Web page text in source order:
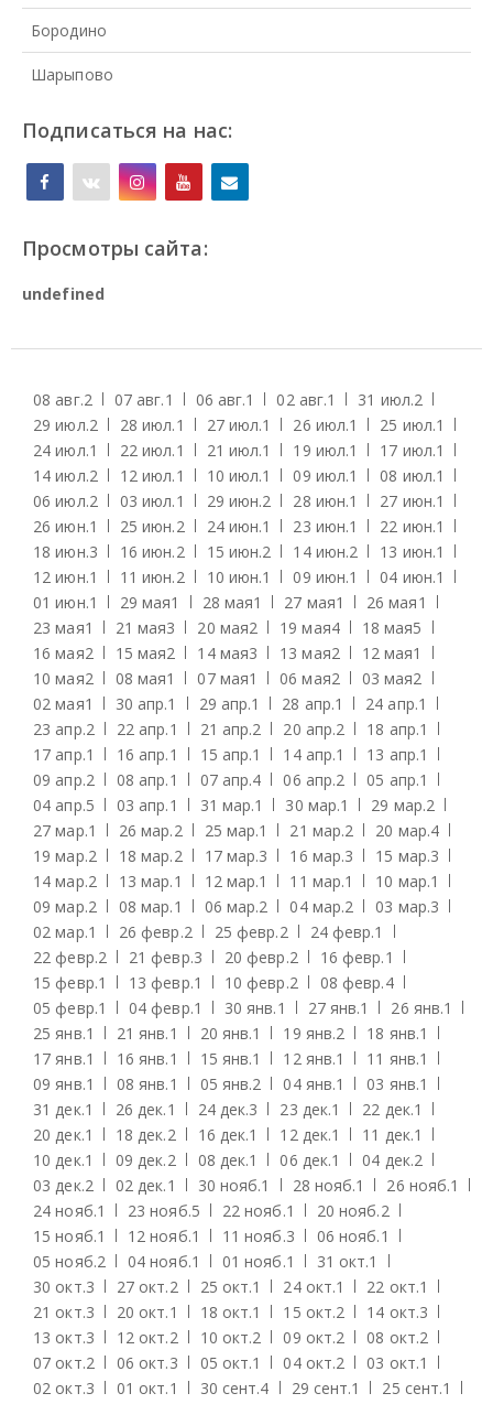
Бородино
Шарыпово
Подписаться на нас:
Просмотры сайта:
undefined
08 авг.2 07 авг.1 06 авг.1 02 авг.1 31 июл.2
29 июл.2 28 июл.1 27 июл.1 26 июл.1 25 июл.1
24 июл.1 22 июл.1 21 июл.1 19 июл.1 17 июл.1
14 июл.2 12 июл.1 10 июл.1 09 июл.1 08 июл.1
06 июл.2 03 июл.1 29 июн.2 28 июн.1 27 июн.1
26 июн.1 25 июн.2 24 июн.1 23 июн.1 22 июн.1
18 июн.3 16 июн.2 15 июн.2 14 июн.2 13 июн.1
12 июн.1 11 июн.2 10 июн.1 09 июн.1 04 июн.1
01 июн.1 29 мая1 28 мая1 27 мая1 26 мая1
23 мая1 21 мая3 20 мая2 19 мая4 18 мая5
16 мая2 15 мая2 14 мая3 13 мая2 12 мая1
10 мая2 08 мая1 07 мая1 06 мая2 03 мая2
02 мая1 30 апр.1 29 апр.1 28 апр.1 24 апр.1
23 апр.2 22 апр.1 21 апр.2 20 апр.2 18 апр.1
17 апр.1 16 апр.1 15 апр.1 14 апр.1 13 апр.1
09 апр.2 08 апр.1 07 апр.4 06 апр.2 05 апр.1
04 апр.5 03 апр.1 31 мар.1 30 мар.1 29 мар.2
27 мар.1 26 мар.2 25 мар.1 21 мар.2 20 мар.4
19 мар.2 18 мар.2 17 мар.3 16 мар.3 15 мар.3
14 мар.2 13 мар.1 12 мар.1 11 мар.1 10 мар.1
09 мар.2 08 мар.1 06 мар.2 04 мар.2 03 мар.3
02 мар.1 26 февр.2 25 февр.2 24 февр.1
22 февр.2 21 февр.3 20 февр.2 16 февр.1
15 февр.1 13 февр.1 10 февр.2 08 февр.4
05 февр.1 04 февр.1 30 янв.1 27 янв.1 26 янв.1
25 янв.1 21 янв.1 20 янв.1 19 янв.2 18 янв.1
17 янв.1 16 янв.1 15 янв.1 12 янв.1 11 янв.1
09 янв.1 08 янв.1 05 янв.2 04 янв.1 03 янв.1
31 дек.1 26 дек.1 24 дек.3 23 дек.1 22 дек.1
20 дек.1 18 дек.2 16 дек.1 12 дек.1 11 дек.1
10 дек.1 09 дек.2 08 дек.1 06 дек.1 04 дек.2
03 дек.2 02 дек.1 30 нояб.1 28 нояб.1 26 нояб.1
24 нояб.1 23 нояб.5 22 нояб.1 20 нояб.2
15 нояб.1 12 нояб.1 11 нояб.3 06 нояб.1
05 нояб.2 04 нояб.1 01 нояб.1 31 окт.1
30 окт.3 27 окт.2 25 окт.1 24 окт.1 22 окт.1
21 окт.3 20 окт.1 18 окт.1 15 окт.2 14 окт.3
13 окт.3 12 окт.2 10 окт.2 09 окт.2 08 окт.2
07 окт.2 06 окт.3 05 окт.1 04 окт.2 03 окт.1
02 окт.3 01 окт.1 30 сент.4 29 сент.1 25 сент.1